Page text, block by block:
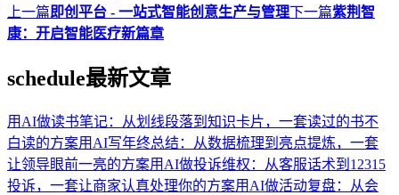
上一篇即创平台 - 一站式智能创意生产与管理下一篇紫荆智
康：开启智能医疗新篇章
schedule最新文章
用AI做读书笔记：从划线段落到知识卡片，一套读过的书不
白读的方案用AI写年终总结：从数据梳理到亮点提炼，一套
让领导眼前一亮的方案用AI做投诉维权：从客服话术到12315
投诉，一套让商家认真处理你的方案用AI做活动复盘：从会